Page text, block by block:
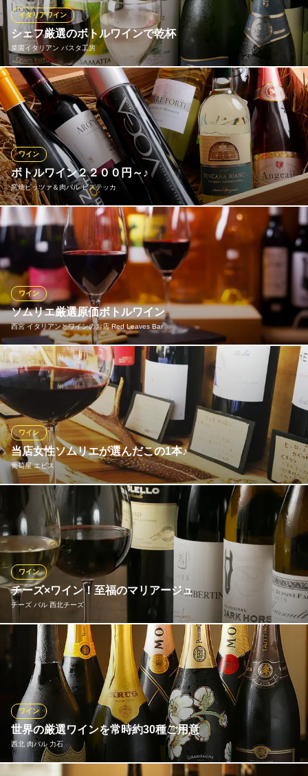
ばご提案も可能ですので、お気軽にお声掛けを。
Tana Forno ～ターナフォルノ～ 阪神西宮店
イタリアン・ピザ
阪神本線西宮駅 徒歩2分
兵庫県西宮市田中町1-6 エビスタ西宮1F
シェフ厳選のボトルワインで乾杯
菜園イタリアン パスタ工房
イタリアワイン
イタリアを中心に、各国の美味しいワインを選り抜き。常時15種
類程度のボトルワインを、2,000円～幅広くご用意しています。爽
やかな白ワイン、お肉に合う赤ワイン、ちょっと優雅なスパーク
リングワインも人気です。時期により品揃えは変化。お料理に合
うおすすめの一本もご提案しますので、どうぞお気軽にお尋ねく
ださい。
菜園イタリアン パスタ工房
西宮でイタリアン宴会
阪神本線西宮駅 徒歩5分
兵庫県西宮市戸田町5-20
ボトルワイン２２００円～♪
窯焼ピッツァ＆肉バル ビステッカ
ワイン
ボトルワイン多数ご用意しております♪価格も２２００円～とリー
ズナブル♪
窯焼ピッツァ＆肉バル ビステッカ
肉バル
阪急神戸本線西宮北口駅東口 徒歩1分
兵庫県西宮市高松町10-8 金森ビル1F
ソムリエ厳選原価ボトルワイン
西宮 イタリアンとワインのお店 Red Leaves Bar
ワイン
ソムリエによって目利きされた世界中のボトルワインを原価（メ
ーカー小売価格）で多数ご用意しております。 ワインによっては
デキャンタージュして最良の状態で提供いたします。ぜひお気に
入りの１本をお探しください。 ★ボトルワインリストは、ホーム
ページに掲載してます。
西宮 イタリアンとワインのお店 Red Leaves Bar
イタリアン
阪神本線西宮駅 徒歩2分
兵庫県西宮市戸田町3-25 イーストプラザ2 1F
当店女性ソムリエが選んだこの1本♪
葡萄屋 エビス
ワイン
西宮では数少ない女性ソムリエが、ワイン選びをお手伝いしま
す！とびきり美味しく、出来るだけお値打ちの赤・白・ロゼ・ス
パークリングを、独自の仕入れルートと知恵を絞って取り揃えま
した。きっと見つかるお好みのワイン♪お気軽にお声がけくださ
い。日替わりでおすすめワインは、グラス、デキャンタでご用意
しています！
肉×ワイン酒場
阪神本線西宮駅 徒歩3分
兵庫県西宮市馬場町4-13
チーズ×ワイン！至福のマリアージュ
チーズ バル 西北チーズ
ワイン
飲み心地スッキリの白、深い味わいの赤、キラキラ輝くスパーク
リング…などなど、世界各国の美酒を常時20種以上取り揃えてお
ります。リーズナブルなものから、記念日におすすめのリッチな1
本まで多彩。気軽に楽しめるグラスワインもございますよ。お好
みの味がございましたらスタッフまで。おすすめをご提案いたし
ます。
チーズ バル 西北チーズ
西北のお洒落チーズバル
世界の厳選ワインを常時約30種ご用意
西北 肉バル 力石
ワイン